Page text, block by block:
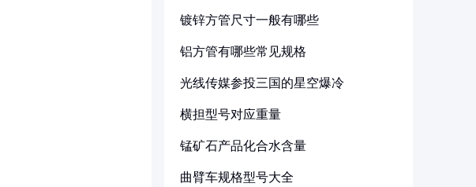
镀锌方管尺寸一般有哪些
铝方管有哪些常见规格
光线传媒参投三国的星空爆冷
横担型号对应重量
锰矿石产品化合水含量
曲臂车规格型号大全